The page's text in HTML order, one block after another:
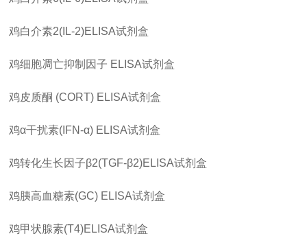
鸡白介素2(IL-2)ELISA试剂盒
鸡细胞凋亡抑制因子 ELISA试剂盒
鸡皮质酮 (CORT) ELISA试剂盒
鸡α干扰素(IFN-α) ELISA试剂盒
鸡转化生长因子β2(TGF-β2)ELISA试剂盒
鸡胰高血糖素(GC) ELISA试剂盒
鸡甲状腺素(T4)ELISA试剂盒